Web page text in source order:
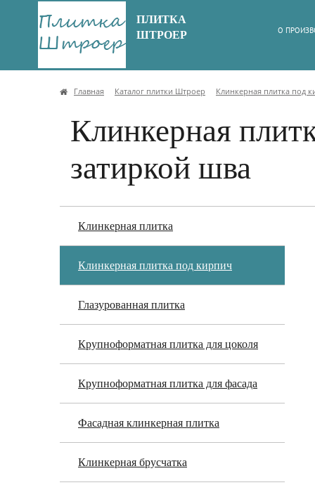
ПЛИТКА
ШТРОЕР
О
Главная Каталог плитки Штроер Клинкерная плитка под
Клинкерная
затиркой шва
Клинкерная плитка
Клинкерная плитка под кирпич
Глазурованная плитка
Крупноформатная плитка для цоколя
Крупноформатная плитка для фасада
Фасадная клинкерная плитка
Клинкерная брусчатка